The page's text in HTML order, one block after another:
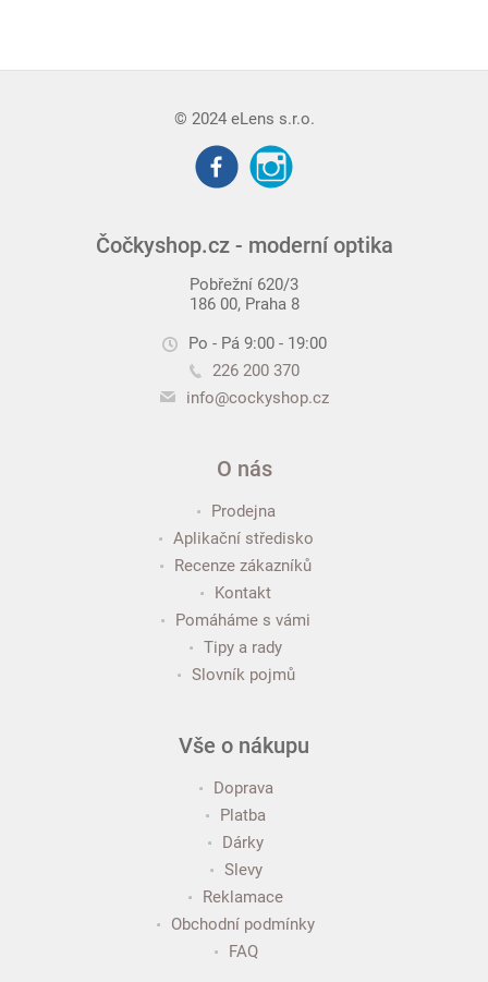
© 2024 eLens s.r.o.
Čočkyshop.cz - moderní optika
Pobřežní 620/3
186 00, Praha 8
Po - Pá 9:00 - 19:00
226 200 370
info@cockyshop.cz
O nás
Prodejna
Aplikační středisko
Recenze zákazníků
Kontakt
Pomáháme s vámi
Tipy a rady
Slovník pojmů
Vše o nákupu
Doprava
Platba
Dárky
Slevy
Reklamace
Obchodní podmínky
FAQ